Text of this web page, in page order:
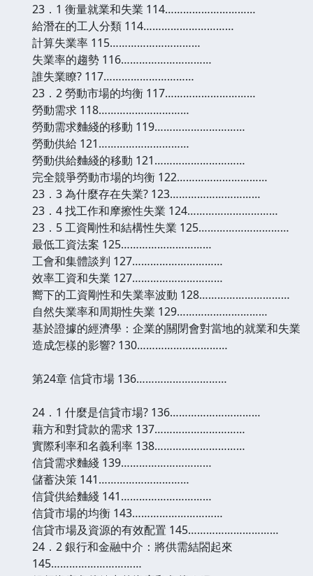
23．1 衡量就業和失業 114…………………………
給潛在的工人分類 114…………………………
計算失業率 115…………………………
失業率的趨勢 116…………………………
誰失業瞭? 117…………………………
23．2 勞動市場的均衡 117…………………………
勞動需求 118…………………………
勞動需求麯綫的移動 119…………………………
勞動供給 121…………………………
勞動供給麯綫的移動 121…………………………
完全競爭勞動市場的均衡 122…………………………
23．3 為什麼存在失業? 123…………………………
23．4 找工作和摩擦性失業 124…………………………
23．5 工資剛性和結構性失業 125…………………………
最低工資法案 125…………………………
工會和集體談判 127…………………………
效率工資和失業 127…………………………
嚮下的工資剛性和失業率波動 128…………………………
自然失業率和周期性失業 129…………………………
基於證據的經濟學：企業的關閉會對當地的就業和失業
造成怎樣的影響? 130…………………………
第24章 信貸市場 136…………………………
24．1 什麼是信貸市場? 136…………………………
藉方和對貸款的需求 137…………………………
實際利率和名義利率 138…………………………
信貸需求麯綫 139…………………………
儲蓄決策 141…………………………
信貸供給麯綫 141…………………………
信貸市場的均衡 143…………………………
信貸市場及資源的有效配置 145…………………………
24．2 銀行和金融中介：將供需結閤起來
145…………………………